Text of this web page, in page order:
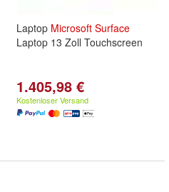
Laptop Microsoft Surface
Laptop 13 Zoll Touchscreen
1.405,98 €
Kostenloser Versand